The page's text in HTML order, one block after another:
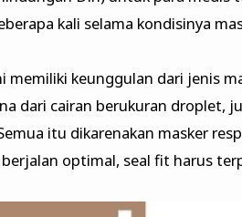
kali selama kondisinya
memiliki keunggulan dari jenis
dari cairan berukuran droplet,
itu dikarenakan masker
optimal, seal fit harus